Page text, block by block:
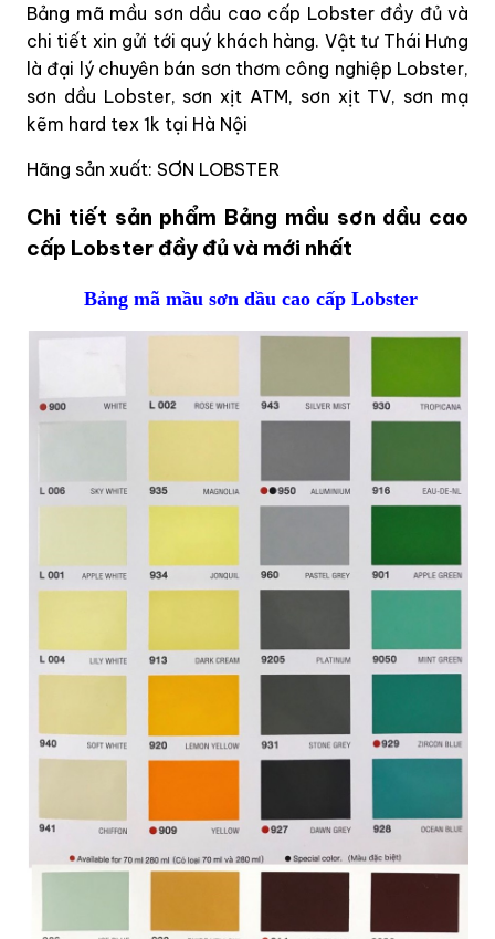
Bảng mã mầu sơn dầu cao cấp Lobster đầy đủ và
chi tiết xin gửi tới quý khách hàng. Vật tư Thái Hưng
là đại lý chuyên bán sơn thơm công nghiệp Lobster,
sơn dầu Lobster, sơn xịt ATM, sơn xịt TV, sơn mạ
kẽm hard tex 1k tại Hà Nội
Hãng sản xuất: SƠN LOBSTER
Chi tiết sản phẩm Bảng mầu sơn dầu cao
cấp Lobster đầy đủ và mới nhất
Bảng mã mầu sơn dầu cao cấp Lobster